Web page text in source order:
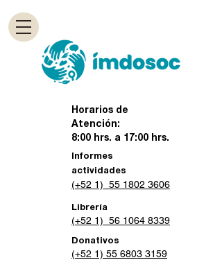
Horarios de
Atención:
8:00 hrs. a 17:00 hrs.
Informes
actividades
(+52 1) 55 1802 3606
Librería
(+52 1) 56 1064 8339
Donativos
(+52 1) 55 6803 3159